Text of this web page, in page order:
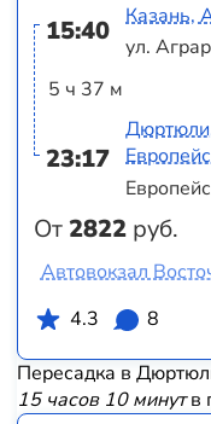
15:40
5 ч 37 м
23:17
От2822 руб.
Казань,
ул.
Автовокзал
4.3
8
Пересадка в
15 часов 10 минутв